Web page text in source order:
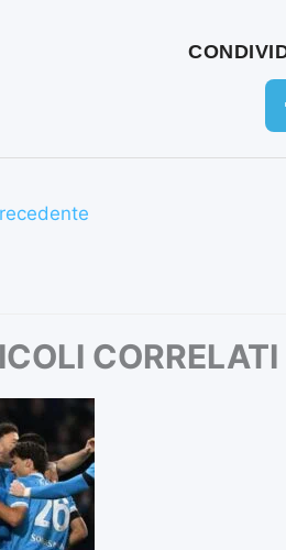
CORRELATI